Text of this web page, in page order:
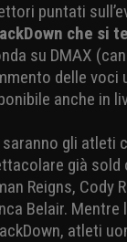
puntati
che si
su DMAX
delle voci
anche in
saranno gli atleti
già sold
Reigns, Cody
Belair.
atleti